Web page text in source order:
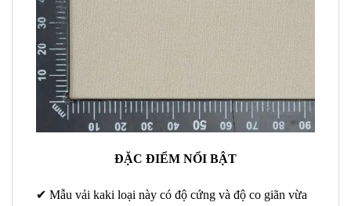
ĐẶC ĐIỂM NỔI BẬT
✔ Mẫu vải kaki loại này có độ cứng và độ co giãn vừa